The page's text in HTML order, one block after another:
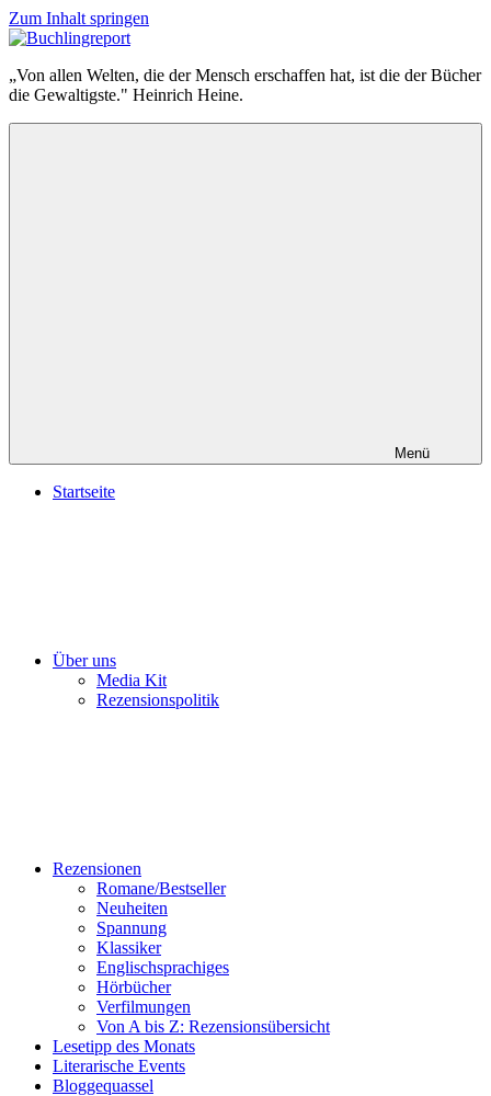
Zum Inhalt springen
Buchlingreport
„Von allen Welten, die der Mensch erschaffen hat, ist die der Bücher
die Gewaltigste." Heinrich Heine.
Menü
Startseite
Über uns
Media Kit
Rezensionspolitik
Rezensionen
Romane/Bestseller
Neuheiten
Spannung
Klassiker
Englischsprachiges
Hörbücher
Verfilmungen
Von A bis Z: Rezensionsübersicht
Lesetipp des Monats
Literarische Events
Bloggequassel